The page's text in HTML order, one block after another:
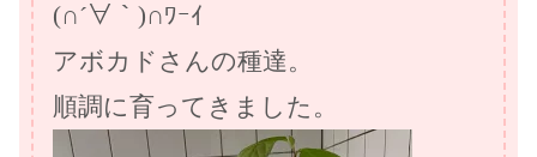
(∩´∀｀)∩ﾜｰｲ
アボカドさんの種達。
順調に育ってきました。